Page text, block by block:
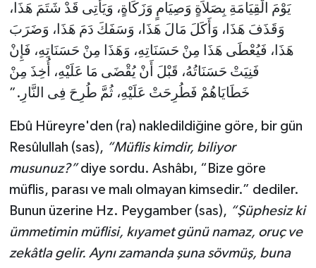
يَوْمَ الْقِيَامَةِ بِصَلاَةٍ وَصِيَامٍ وَزَكَاةٍ، وَيَأْتِى قَدْ شَتَمَ هَذَا،
وَقَذَفَ هَذَا، وَأَكَلَ مَالَ هَذَا، وَسَفَكَ دَمَ هَذَا، وَضَرَبَ
هَذَا، فَيُعْطَى هَذَا مِنْ حَسَنَاتِهِ، وَهَذَا مِنْ حَسَنَاتِهِ، فَإِنْ
فَنِيَتْ حَسَنَاتُهُ، قَبْلَ أَنْ يُقْضَى مَا عَلَيْهِ، أُخِذَ مِنْ
خَطَايَاهُمْ فَطُرِحَتْ عَلَيْهِ، ثُمَّ طُرِحَ فِى النَّارِ.”
Ebû Hüreyre'den (ra) nakledildiğine göre, bir gün
Resûlullah (sas), “Müflis kimdir, biliyor
musunuz?”diye sordu. Ashâbı, “Bize göre
müflis, parası ve malı olmayan kimsedir.” dediler.
Bunun üzerine Hz. Peygamber (sas), “Şüphesiz ki
ümmetimin müflisi, kıyamet günü namaz, oruç ve
zekâtla gelir. Aynı zamanda şuna sövmüş, buna
Hakkari Müftülüğü
Hatay Müftülüğü
Iğdır Müftülüğü
Isparta Müftülüğü
İstanbul Müftülüğü
İzmir Müftülüğü
Kahramanmaraş Müftülüğü